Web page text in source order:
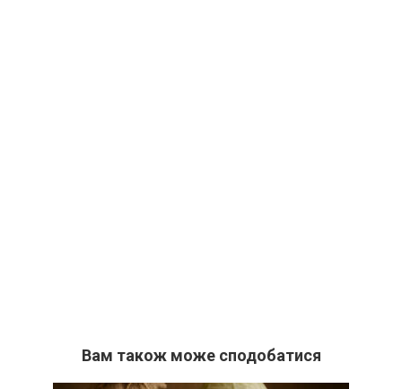
Вам також може сподобатися